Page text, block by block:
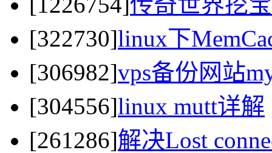
[322730]linux下
[306982]vps备份网站
[304556]linux mutt详解
[261286]解决Lost